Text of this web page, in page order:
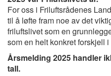
For oss i Friluftsrådenes
til å løfte fram noe av det
friluftslivet som en
som en helt konkret forskjell
Årsmelding 2025 handler
tall.